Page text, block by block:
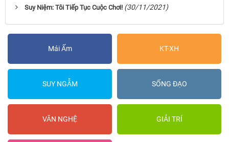
Suy Niệm: Tôi Tiếp Tục Cuộc Chơi! (30/11/2021)
Mái Ấm KT-XH
SUY NGẪM SỐNG ĐẠO
VĂN NGHỆ GIẢI TRÍ